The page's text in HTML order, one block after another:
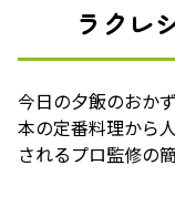
ラクレ
今日の夕飯のおか
本の定番料理から
されるプロ監修の